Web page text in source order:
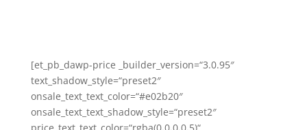
[et_pb_dawp-price _builder_version=“3.0.95″
text_shadow_style=“preset2″
onsale_text_text_color=“#e02b20″
onsale_text_text_shadow_style=“preset2″
price_text_text_color=“rgba(0,0,0,0.5)“